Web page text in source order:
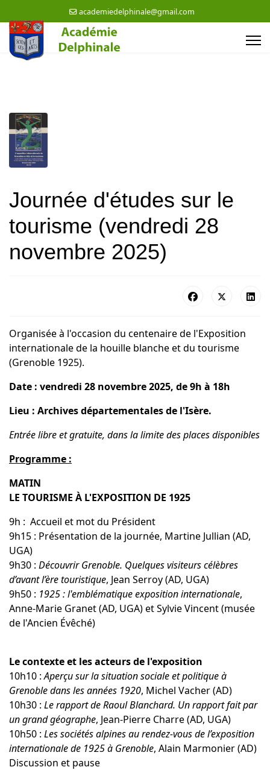
academiedelphinale@gmail.com
Journée d'études sur le
tourisme (vendredi 28
novembre 2025)
Organisée à l'occasion du centenaire de l'Exposition
internationale de la houille blanche et du tourisme
(Grenoble 1925).
Date : vendredi 28 novembre 2025, de 9h à 18h
Lieu : Archives départementales de l'Isère.
Entrée libre et gratuite, dans la limite des places disponibles
Programme :
MATIN
LE TOURISME À L'EXPOSITION DE 1925
9h : Accueil et mot du Président
9h15 : Présentation de la journée, Martine Jullian (AD,
UGA)
9h30 : Découvrir Grenoble. Quelques visiteurs célèbres
d’avant l’ère touristique, Jean Serroy (AD, UGA)
9h50 : 1925 : l'emblématique exposition internationale,
Anne-Marie Granet (AD, UGA) et Sylvie Vincent (musée
de l'Ancien Évêché)
Le contexte et les acteurs de l'exposition
10h10 :Aperçu sur la situation sociale et politique à
Grenoble dans les années 1920, Michel Vacher (AD)
10h30 : Le rapport de Raoul Blanchard. Un rapport fait par
un grand géographe, Jean-Pierre Charre (AD, UGA)
10h50 : Les sociétés alpines au rendez-vous de l’exposition
internationale de 1925 à Grenoble, Alain Marmonier (AD)
Discussion et pause